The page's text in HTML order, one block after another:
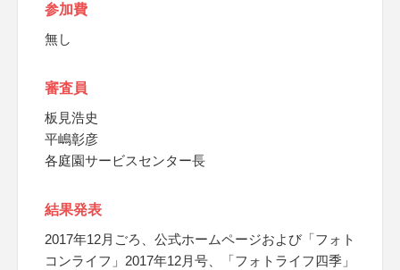
参加費
無し
審査員
板見浩史
平嶋彰彦
各庭園サービスセンター長
結果発表
2017年12月ごろ、公式ホームページおよび「フォト
コンライフ」2017年12月号、「フォトライフ四季」